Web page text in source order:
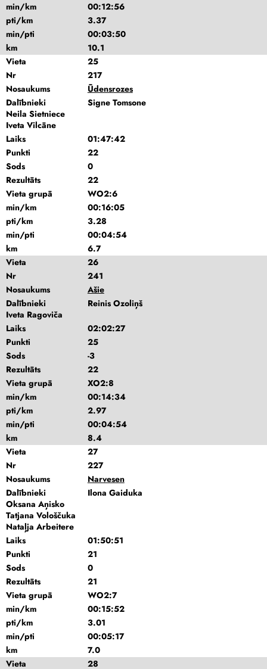
min/km
00:12:56
pti/km
3.37
min/pti
00:03:50
km
10.1
Vieta
25
Nr
217
Nosaukums
Ūdensrozes
Dalībnieki
Signe Tomsone
Neila Sietniece
Iveta Vilcāne
Laiks
01:47:42
Punkti
22
Sods
0
Rezultāts
22
Vieta grupā
WO2:6
min/km
00:16:05
pti/km
3.28
min/pti
00:04:54
km
6.7
Vieta
26
Nr
241
Nosaukums
Ašie
Dalībnieki
Reinis Ozoliņš
Iveta Ragoviča
Laiks
02:02:27
Punkti
25
Sods
-3
Rezultāts
22
Vieta grupā
XO2:8
min/km
00:14:34
pti/km
2.97
min/pti
00:04:54
km
8.4
Vieta
27
Nr
227
Nosaukums
Narvesen
Dalībnieki
Ilona Gaiduka
Oksana Aņisko
Tatjana Vološčuka
Nataļja Arbeitere
Laiks
01:50:51
Punkti
21
Sods
0
Rezultāts
21
Vieta grupā
WO2:7
min/km
00:15:52
pti/km
3.01
min/pti
00:05:17
km
7.0
Vieta
28